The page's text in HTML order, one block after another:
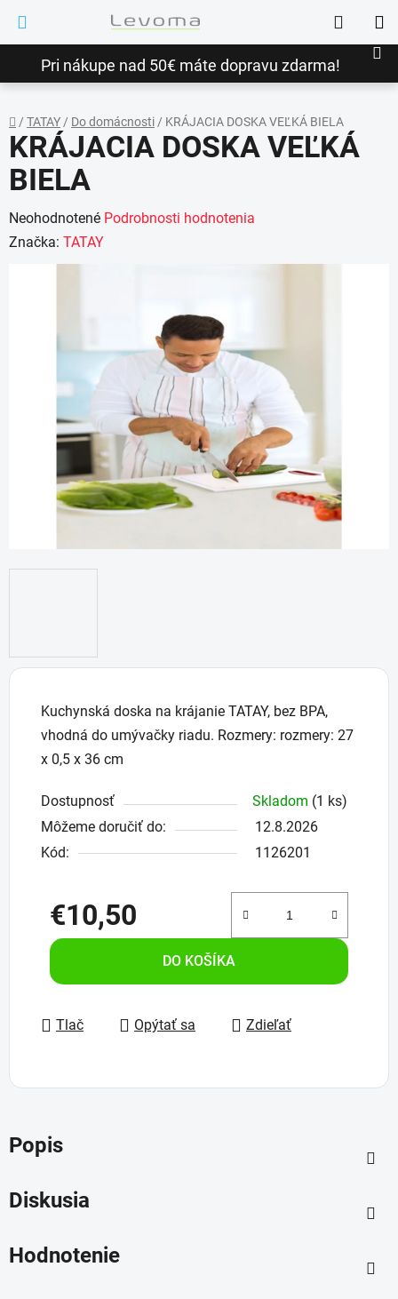
obsah
Pri nákupe nad 50€ máte dopravu zdarma!
Hľadať
Domov
/ TATAY/ Do domácnosti/ KRÁJACIA DOSKA VEĽKÁ BIELA
Kuchynská doska na krájanie TATAY, bez BPA,
vhodná do umývačky riadu. Rozmery: rozmery: 27
x 0,5 x 36 cm
Dostupnosť Skladom (1 ks)
Môžeme doručiť do:
12.8.2026
Kód:
1126201
€10,50
Jednotková cena:
DO KOŠÍKA
Tlač Opýtať sa Zdieľať
KRÁJACIA DOSKA VEĽKÁ
BIELA
Priemerné
hodnotenie
produktu
hviezdičiek.
Neohodnotené Podrobnosti hodnotenia
Značka: TATAY
Popis
Diskusia
Hodnotenie